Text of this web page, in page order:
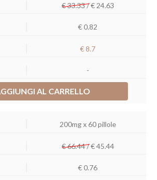
€ 33.33 /€ 24.63
€ 0.82
€ 8.7
-
AL CARRELLO
200mg x 60 pillole
€ 66.44 /€45.44
€ 0.76